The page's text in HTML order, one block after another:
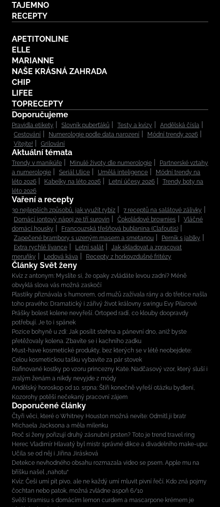
TAJEMNO
RECEPTY
APETITONLINE
ELLE
MARIANNE
NAŠE KRÁSNÁ ZAHRADA
CHIP
LIFEE
TOPRECEPTY
Doporučujeme
Pravidla etikety Slovník puberťáků Testy a kvízy
Andělská čísla
Cestování
Numerologie podle data narození
Módní trendy 2026
Vítejte!
Grilování
Aktuální témata
Trendy v manikúře Minulé životy dle numerologie
Partnerské vztahy
a numerologie
Seriál Ulice Umělá inteligence
Módní trendy na
léto 2026
Kabelky na léto 2026 Letní účesy 2026
Trendy boty na
léto 2026
Vaření a recepty
30 nejlepších způsobů, jak využít rybíz
7 receptů na salátové zálivky
Domácí iontový nápoj ze tří surovin
Čokoládové brownies
Vláčné
domácí housky
Francouzská třešňová bublanina (Clafoutis)
Zapečené brambory s uzeným masem a smetanou
Perník s jablky
Extra rychlé lívance
Letní salát
Jak skladovat a zpracovat
meruňky
Ledová káva Recepty z horkovzdušné fritézy
Články Svět ženy
Kvíz z antonym: Myslíte si, že opaky zvládáte levou zadní? Méně
obvyklá slova vás možná zaskočí
Plastiky přiznávala s humorem, od mužů zažívala rány a do třetice našla
toho pravého: Dramatický i zářivý život královny swingu Evy Pilarové
Prášky bolest kolene nevyřeší. Ortoped radí, co klouby doopravdy
potřebují. Je to i spánek
Pozice bohyně u zdi: Jak posílit stehna a pánevní dno, aniž byste
přetěžovaly kolena. Zbavíte se i kachního zadku
Must-have kosmetické produkty, bez kterých se v létě neobejdete:
Celou kosmetickou tašku vybavíte za pár stovek
Rafinované kostky po vzoru princezny Kate. Nadčasový vzor, který sluší i
zralým ženám a nikdy nevyjde z módy
Andělský horoskop od 10. srpna: Štíři konečně vyřeší otázku bydlení,
Kozorohy potěší nečekaný pracovní zájem
Doporučené články
Čtyři věci, které o Whitney Houston možná nevíte: Odmítl ji bratr
Michaela Jacksona a měla milenku
Proč si ženy pořizují druhý zásnubní prsten? Toto je trend travel ring
Herec Vladimír Hlavatý byl mistr správné dikce a divadelního make-upu:
Učila se od něj i Jiřina Jirásková
Detekce nevhodného obsahu rozmazala video se psem. Apple mu na
bříšku našel „nahotu“
Kvíz: Češi umí pít pivo, ale ne každý umí mluvit pivní řečí. Kdo zná pojmy
čochtan nebo patok, možná zvládne aspoň 6/10
Svěží tiramisu s domácím lemon curdem a mascarpone krémem je